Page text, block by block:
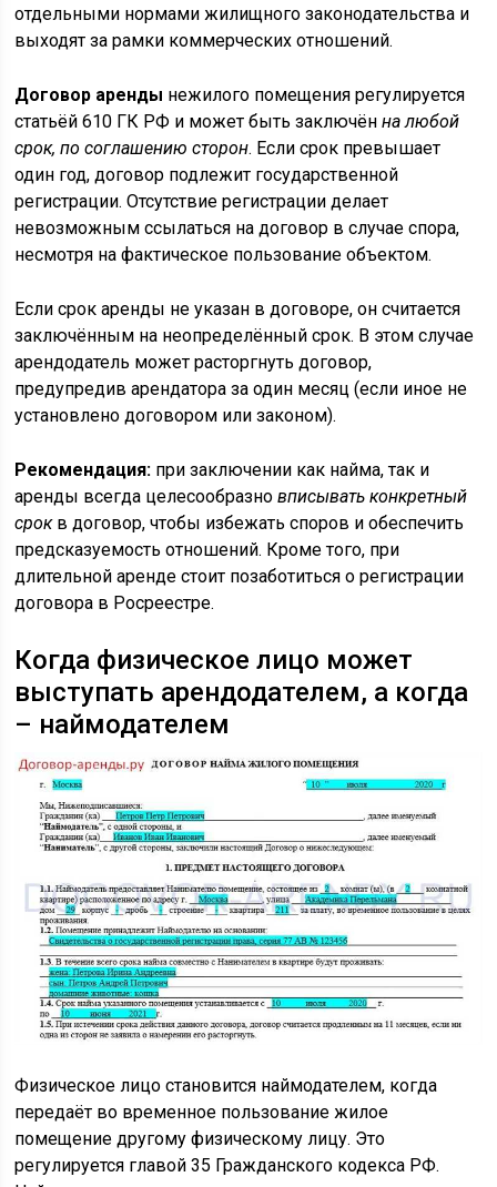
отдельными нормами жилищного законодательства и
выходят за рамки коммерческих отношений.
Договор аренды нежилого помещения регулируется
статьёй 610 ГК РФ и может быть заключённа любой
срок, по соглашению сторон. Если срок превышает
один год, договор подлежит государственной
регистрации. Отсутствие регистрации делает
невозможным ссылаться на договор в случае спора,
несмотря на фактическое пользование объектом.
Если срок аренды не указан в договоре, он считается
заключённым на неопределённый срок. В этом случае
арендодатель может расторгнуть договор,
предупредив арендатора за один месяц (если иное не
установлено договором или законом).
Рекомендация: при заключении как найма, так и
аренды всегда целесообразновписывать конкретный
срокв договор, чтобы избежать споров и обеспечить
предсказуемость отношений. Кроме того, при
длительной аренде стоит позаботиться о регистрации
договора в Росреестре.
Когда физическое лицо может
выступать арендодателем, а когда
– наймодателем
Физическое лицо становится наймодателем, когда
передаёт во временное пользование жилое
помещение другому физическому лицу. Это
регулируется главой 35 Гражданского кодекса РФ.